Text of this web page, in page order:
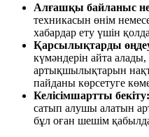
Алғашқы байланыс
техникасын өнім
хабардар ету үшін
Қарсылықтарды
күмәндерін айта
артықшылықтарын
пайданы көрсетуге
Келісімшартты бекіту:
сатып алушы алатын
бұл оған шешім